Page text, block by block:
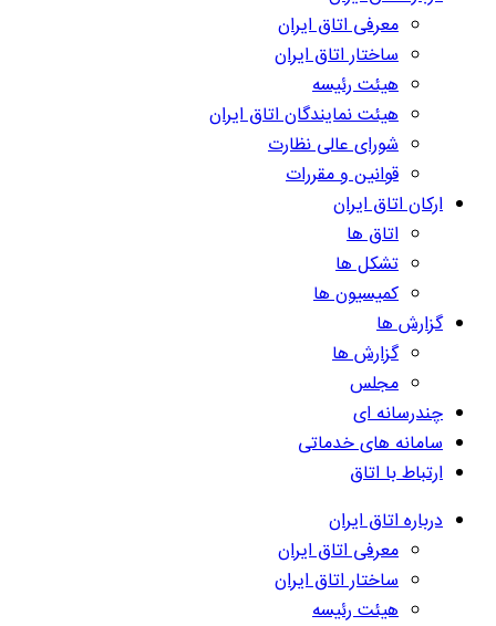
معرفی اتاق ایران
ساختار اتاق ایران
هیئت رئیسه
هیئت نمایندگان اتاق ایران
شورای عالی نظارت
قوانین و مقررات
ارکان اتاق ایران
اتاق ها
تشکل ها
کمیسیون ها
گزارش ها
گزارش ها
مجلس
چندرسانه ای
سامانه های خدماتی
ارتباط با اتاق
درباره اتاق ایران
معرفی اتاق ایران
ساختار اتاق ایران
هیئت رئیسه